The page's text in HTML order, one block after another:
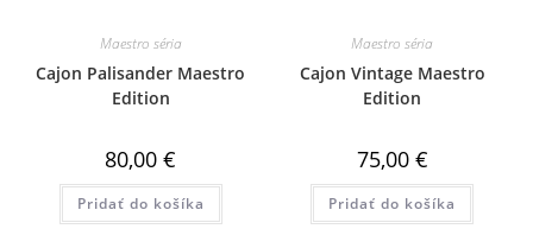
Maestro séria
Cajon Palisander Maestro
Edition
80,00€
Pridať do košíka
Maestro séria
Cajon Vintage Maestro
Edition
75,00 €
Pridať do košíka